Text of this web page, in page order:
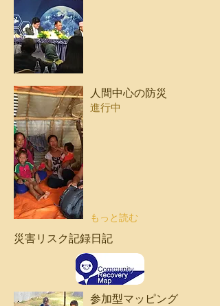
人間中心の防災
進行中
もっと読む
災害リスク記録日記
参加型マッピング